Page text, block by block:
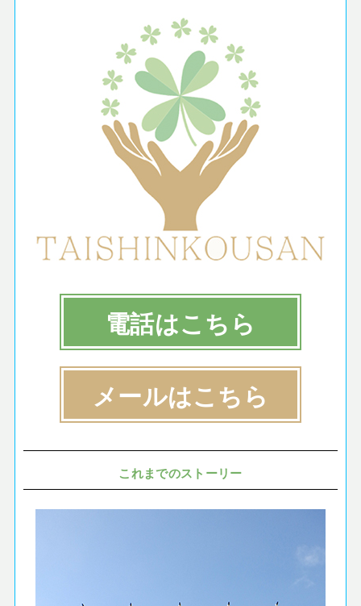
電話はこちら
メールはこちら
これまでのストーリー